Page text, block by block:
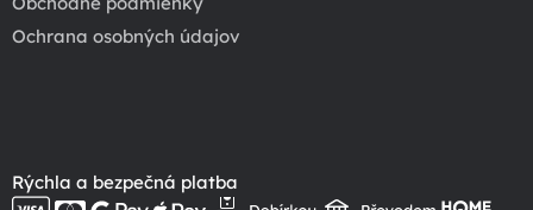
Ochrana osobných údajov
Rýchla a bezpečná platba